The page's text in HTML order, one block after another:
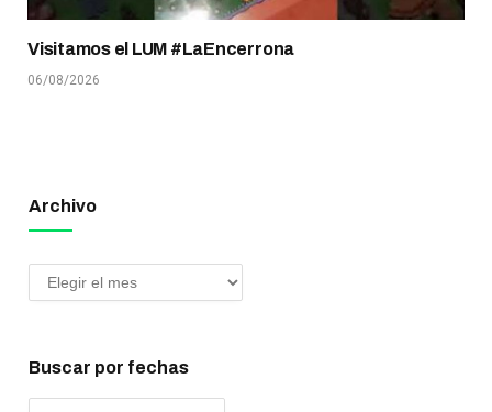
Visitamos el LUM #LaEncerrona
06/08/2026
Archivo
Buscar por fechas